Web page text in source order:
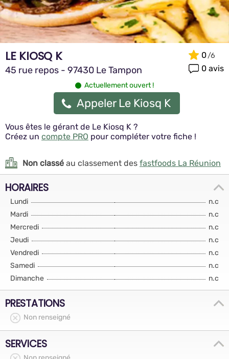
LE KIOSQ K
45 rue repos - 97430 Le Tampon
0
0 avis
Actuellement ouvert !
Appeler Le Kiosq K
Vous êtes le gérant de Le Kiosq K ?
Créez un compte PRO pour compléter votre fiche !
Non classé au classement des fastfoods La Réunion
HORAIRES
Lundi
n.c
Mardi
n.c
Mercredi
n.c
Jeudi
n.c
Vendredi
n.c
Samedi
n.c
Dimanche
n.c
PRESTATIONS
Non renseigné
SERVICES